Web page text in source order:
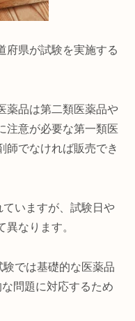
府県が試験を実施する
薬品は第二類医薬品や
注意が必要な第一類医
師でなければ販売でき
いますが、試験日や
なります。
では基礎的な医薬品
問題に対応するため